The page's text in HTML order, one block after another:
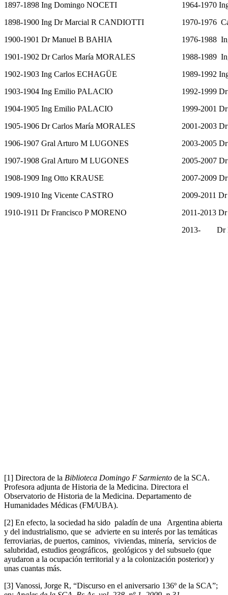
1897-1898 Ing Domingo NOCETI
1898-1900 Ing Dr Marcial R CANDIOTTI
1900-1901 Dr Manuel B BAHIA
1901-1902 Dr Carlos María MORALES
1902-1903 Ing Carlos ECHAGÜE
1903-1904 Ing Emilio PALACIO
1904-1905 Ing Emilio PALACIO
1905-1906 Dr Carlos María MORALES
1906-1907 Gral Arturo M LUGONES
1907-1908 Gral Arturo M LUGONES
1908-1909 Ing Otto KRAUSE
1909-1910 Ing Vicente CASTRO
1910-1911 Dr Francisco P MORENO
1964-1970
1970-1976
1976-1988
1988-1989
1989-1992
1992-1999
1999-2001
2001-2003
2003-2005
2005-2007
2007-2009
2009-2011
2011-2013
2013- Dr
[1] Directora de la Biblioteca Domingo F Sarmiento de la SCA.
Profesora adjunta de Historia de la Medicina. Directora el
Observatorio de Historia de la Medicina. Departamento de
Humanidades Médicas (FM/UBA).
[2] En efecto, la sociedad ha sido paladín de una Argentina abierta
y del industrialismo, que se advierte en su interés por las temáticas
ferroviarias, de puertos, caminos, viviendas, minería, servicios de
salubridad, estudios geográficos, geológicos y del subsuelo (que
ayudaron a la ocupación territorial y a la colonización posterior) y
unas cuantas más.
[3] Vanossi, Jorge R, “Discurso en el aniversario 136º de la SCA”;